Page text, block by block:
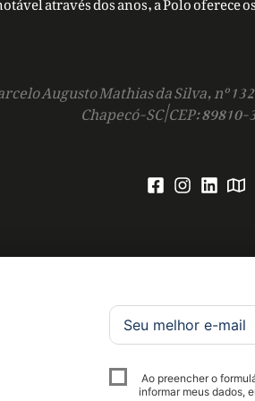
Augusto Mathias da Silva, nº
Chapecó-SC | CEP:
Ao preencher o
informar meus dados,